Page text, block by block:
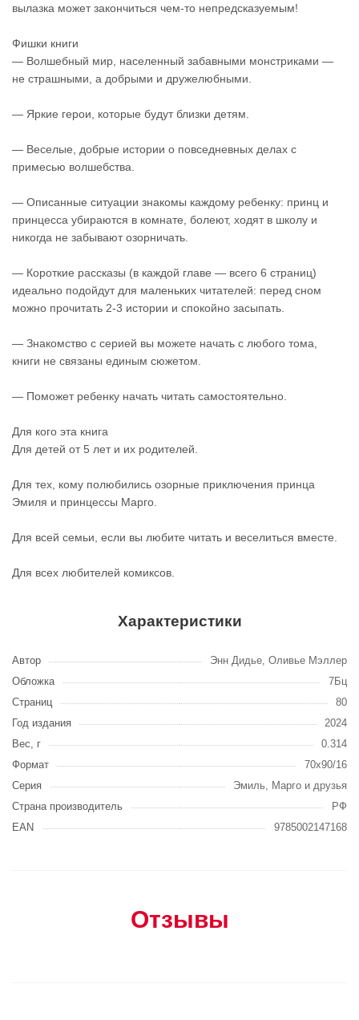
вылазка может закончиться чем-то непредсказуемым!
Фишки книги
— Волшебный мир, населенный забавными монстриками —
не страшными, а добрыми и дружелюбными.
— Яркие герои, которые будут близки детям.
— Веселые, добрые истории о повседневных делах с
примесью волшебства.
— Описанные ситуации знакомы каждому ребенку: принц и
принцесса убираются в комнате, болеют, ходят в школу и
никогда не забывают озорничать.
— Короткие рассказы (в каждой главе — всего 6 страниц)
идеально подойдут для маленьких читателей: перед сном
можно прочитать 2-3 истории и спокойно засыпать.
— Знакомство с серией вы можете начать с любого тома,
книги не связаны единым сюжетом.
— Поможет ребенку начать читать самостоятельно.
Для кого эта книга
Для детей от 5 лет и их родителей.
Для тех, кому полюбились озорные приключения принца
Эмиля и принцессы Марго.
Для всей семьи, если вы любите читать и веселиться вместе.
Для всех любителей комиксов.
Характеристики
Автор
Энн Дидье, Оливье Мэллер
Обложка
7Бц
Страниц
80
Год издания
2024
Вес, г
0.314
Формат
70x90/16
Серия
Эмиль, Марго и друзья
Страна производитель
РФ
EAN
9785002147168
Отзывы